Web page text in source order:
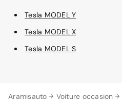
Aramisauto Voiture occasion
Tesla MODEL Y
Tesla MODEL X
Tesla MODEL S